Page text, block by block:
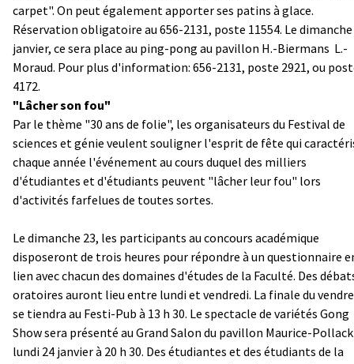
carpet". On peut également apporter ses patins à glace.
Réservation obligatoire au 656-2131, poste 11554. Le dimanche
janvier, ce sera place au ping-pong au pavillon H.-Biermans ­ L.-
Moraud. Pour plus d'information: 656-2131, poste 2921, ou
4172.
"Lâcher son fou"
Par le thème "30 ans de folie", les organisateurs du Festival de
sciences et génie veulent souligner l'esprit de fête qui
chaque année l'événement au cours duquel des milliers
d'étudiantes et d'étudiants peuvent "lâcher leur fou" lors
d'activités farfelues de toutes sortes.
Le dimanche 23, les participants au concours académique
disposeront de trois heures pour répondre à un questionnaire
lien avec chacun des domaines d'études de la Faculté. Des
oratoires auront lieu entre lundi et vendredi. La finale du
se tiendra au Festi-Pub à 13 h 30. Le spectacle de variétés Gong
Show sera présenté au Grand Salon du pavillon Maurice-
lundi 24 janvier à 20 h 30. Des étudiantes et des étudiants de la